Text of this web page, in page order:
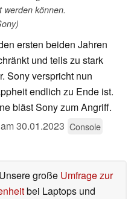
werden können.
ersten beiden Jahren
und teils zu stark
Sony verspricht nun
endlich zu Ende ist.
bläst Sony zum Angriff.
30.01.2023 Console
Unsere große Umfrage zur
bei Laptops und